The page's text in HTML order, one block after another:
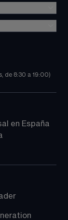
de 8:30 a 19:00)
en España